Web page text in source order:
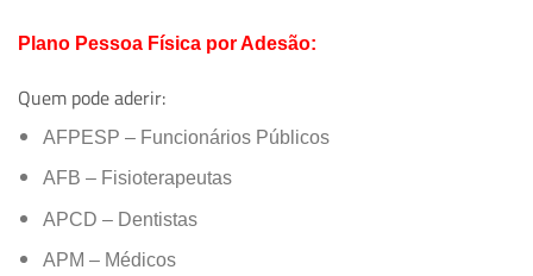
Plano Pessoa Física por Adesão:
Quem pode aderir:
AFPESP – Funcionários Públicos
AFB – Fisioterapeutas
APCD – Dentistas
APM – Médicos